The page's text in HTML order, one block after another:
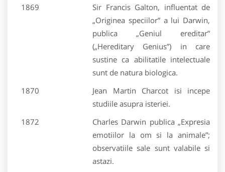
1869
Sir Francis Galton, influentat de
„Originea speciilor” a lui Darwin,
publica „Geniul ereditar”
(„Hereditary Genius”) in care
sustine ca abilitatile intelectuale
sunt de natura biologica.
1870
Jean Martin Charcot isi incepe
studiile asupra isteriei.
1872
Charles Darwin publica „Expresia
emotiilor la om si la animale”;
observatiile sale sunt valabile si
astazi.